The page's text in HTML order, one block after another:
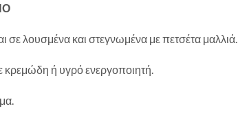
σε λουσμένα και στεγνωμένα με πετσέτα μαλλιά.
κρεμώδη ή υγρό ενεργοποιητή.